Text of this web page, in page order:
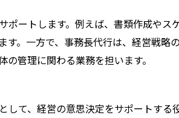
ポートします。例えば、書類作成やス
す。一方で、事務長代行は、経営戦略
管理に関わる業務を担います。
して、経営の意思決定をサポートする